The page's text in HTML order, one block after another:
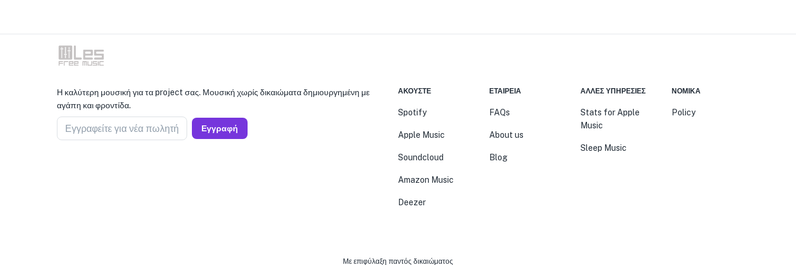
Η καλύτερη μουσική για τα project σας. Μουσική χωρίς δικαιώματα δημιουργημένη με
αγάπη και φροντίδα.
Εγγραφείτε για νέα πωλητή Εγγραφή
ΑΚΟΎΣΤΕ
Spotify
Apple Music
Soundcloud
Amazon Music
Deezer
ΕΤΑΙΡΕΊΑ
FAQs
About us
Blog
ΆΛΛΕΣ ΥΠΗΡΕΣΊΕΣ
Stats for Apple
Music
Sleep Music
ΝΟΜΙΚΆ
Policy
Με επιφύλαξη παντός δικαιώματος